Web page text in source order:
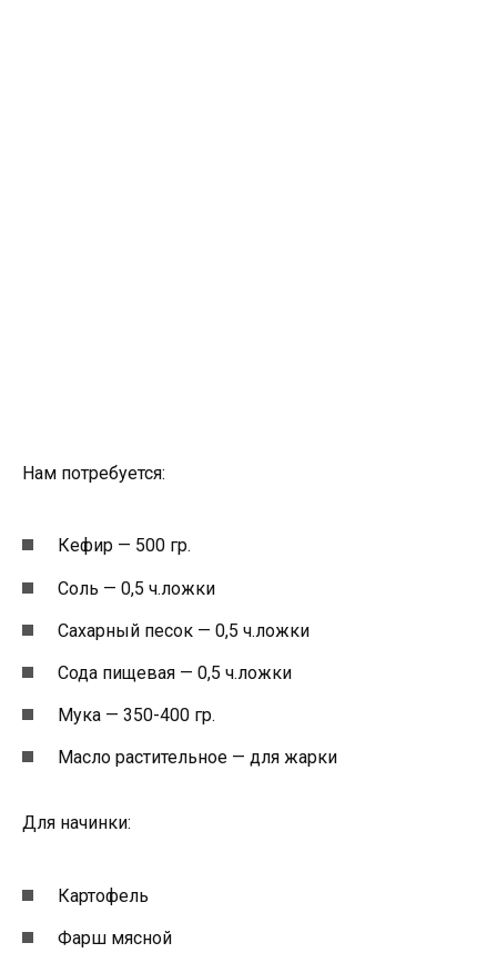
Нам потребуется:
Кефир — 500 гр.
Соль — 0,5 ч.ложки
Сахарный песок — 0,5 ч.ложки
Сода пищевая — 0,5 ч.ложки
Мука — 350-400 гр.
Масло растительное — для жарки
Для начинки:
Картофель
Фарш мясной